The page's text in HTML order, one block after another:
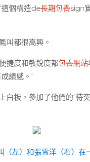
這個構造de長期包養sign
叫都很高興。
捷度和敏銳度都包養網站
績感。”
白板，參加了他們的“待
左）和張雪洋（右）